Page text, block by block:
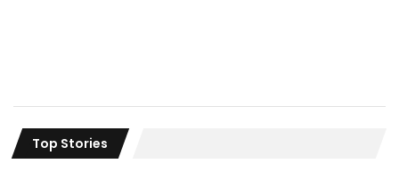
Top Stories